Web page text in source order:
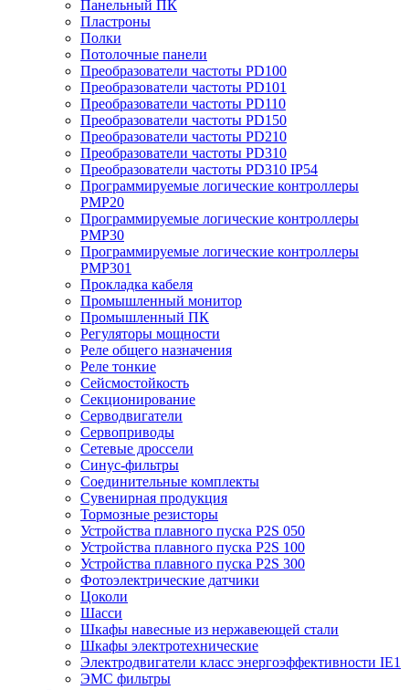
Панельный ПК
Пластроны
Полки
Потолочные панели
Преобразователи частоты PD100
Преобразователи частоты PD101
Преобразователи частоты PD110
Преобразователи частоты PD150
Преобразователи частоты PD210
Преобразователи частоты PD310
Преобразователи частоты PD310 IP54
Программируемые логические контроллеры
PMP20
Программируемые логические контроллеры
PMP30
Программируемые логические контроллеры
PMP301
Прокладка кабеля
Промышленный монитор
Промышленный ПК
Регуляторы мощности
Реле общего назначения
Реле тонкие
Сейсмостойкость
Секционирование
Серводвигатели
Сервоприводы
Сетевые дроссели
Синус-фильтры
Соединительные комплекты
Сувенирная продукция
Тормозные резисторы
Устройства плавного пуска P2S 050
Устройства плавного пуска P2S 100
Устройства плавного пуска P2S 300
Фотоэлектрические датчики
Цоколи
Шасси
Шкафы навесные из нержавеющей стали
Шкафы электротехнические
Электродвигатели класс энергоэффективности IE1
ЭМС фильтры